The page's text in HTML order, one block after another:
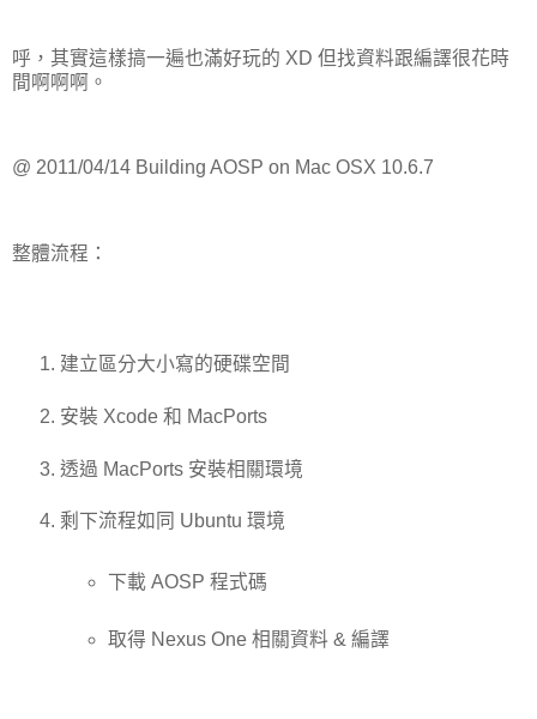
呼，其實這樣搞一遍也滿好玩的 XD 但找資料跟編譯很花時
間啊啊啊。
@ 2011/04/14 Building AOSP on Mac OSX 10.6.7
整體流程：
建立區分大小寫的硬碟空間
安裝 Xcode 和 MacPorts
透過 MacPorts 安裝相關環境
剩下流程如同 Ubuntu 環境
下載 AOSP 程式碼
取得 Nexus One 相關資料 & 編譯